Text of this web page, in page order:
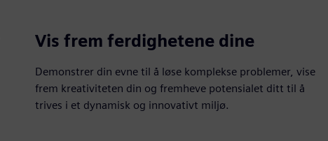
Vis frem ferdighetene dine
Demonstrer din evne til å løse komplekse problemer, vise
frem kreativiteten din og fremheve potensialet ditt til å
trives i et dynamisk og innovativt miljø.